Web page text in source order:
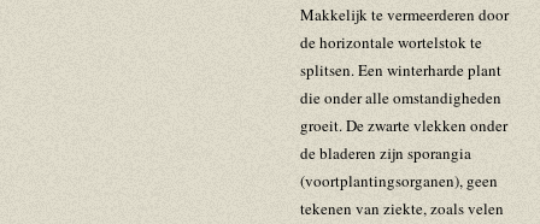
Makkelijk te vermeerderen door
de horizontale wortelstok te
splitsen. Een winterharde plant
die onder alle omstandigheden
groeit. De zwarte vlekken onder
de bladeren zijn sporangia
(voortplantingsorganen), geen
tekenen van ziekte, zoals velen